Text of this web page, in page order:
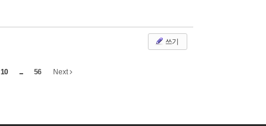
쓰기
10 ... 56 Next